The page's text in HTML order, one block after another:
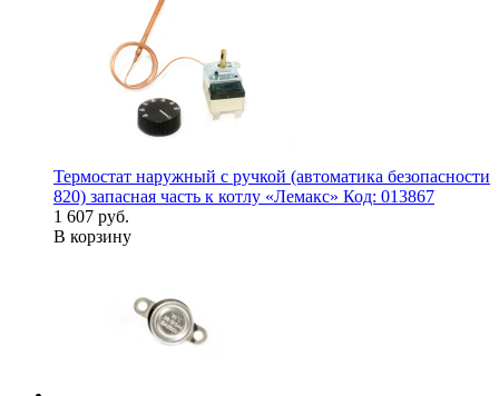
Термостат наружный с ручкой (автоматика безопасности
820) запасная часть к котлу «Лемакс» Код: 013867
1 607 руб.
В корзину